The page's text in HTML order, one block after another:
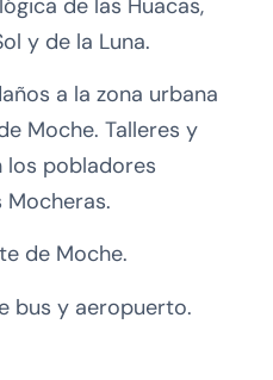
y de la Luna.
a la zona urbana
Moche. Talleres y
los pobladores
Mocheras.
de Moche.
bus y aeropuerto.